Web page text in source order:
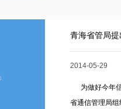
青海省管局
2014-05-29
为做好今年信
省通信管理局